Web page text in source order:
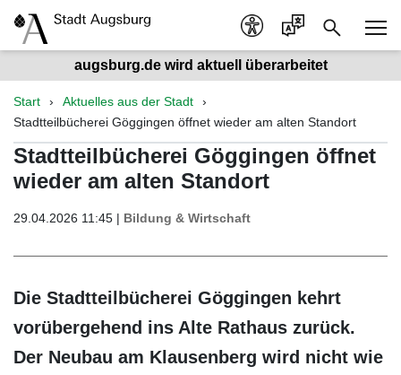
augsburg.de wird aktuell überarbeitet
Start
Aktuelles aus der Stadt
Stadtteilbücherei Göggingen öffnet wieder am alten Standort
Stadtteilbücherei Göggingen öffnet
wieder am alten Standort
29.04.2026 11:45 | Bildung & Wirtschaft
Die Stadtteilbücherei Göggingen kehrt
vorübergehend ins Alte Rathaus zurück.
Der Neubau am Klausenberg wird nicht wie